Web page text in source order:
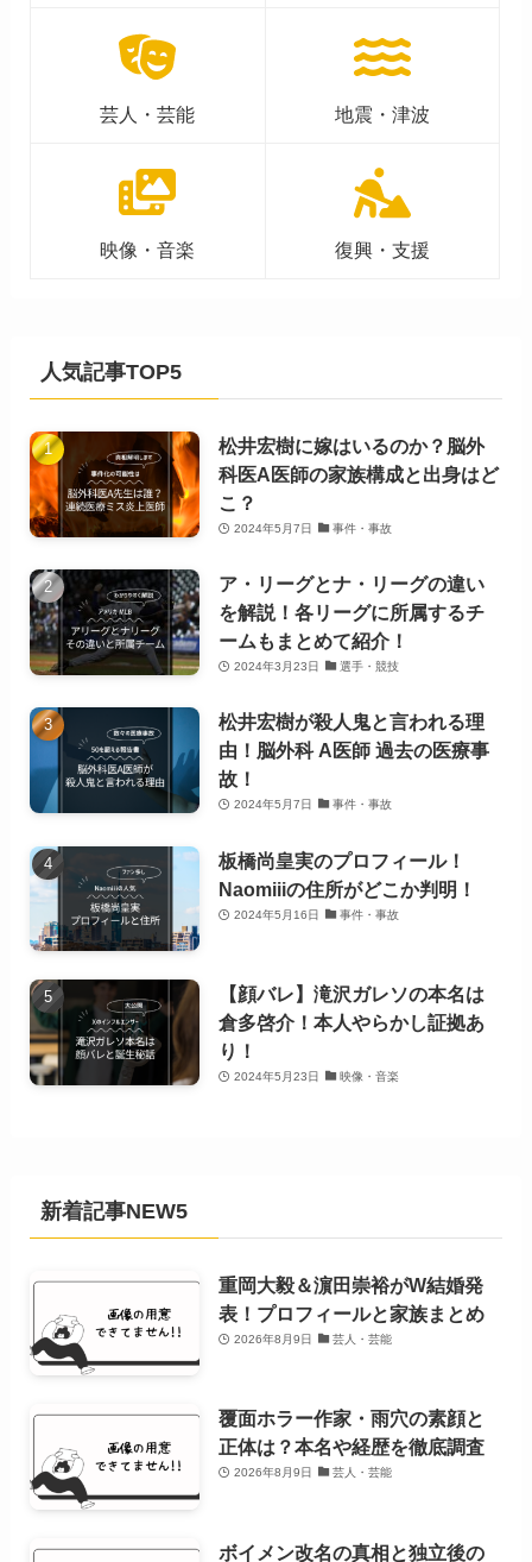
芸人・芸能 地震・津波
映像・音楽 復興・支援
人気記事TOP5
松井宏樹に嫁はいるのか？脳外
科医A医師の家族構成と出身はど
こ？
2024年5月7日 事件・事故
ア・リーグとナ・リーグの違い
を解説！各リーグに所属するチ
ームもまとめて紹介！
2024年3月23日 選手・競技
松井宏樹が殺人鬼と言われる理
由！脳外科 A医師 過去の医療事
故！
2024年5月7日 事件・事故
板橋尚皇実のプロフィール！
Naomiiiの住所がどこか判明！
2024年5月16日 事件・事故
【顔バレ】滝沢ガレソの本名は
倉多啓介！本人やらかし証拠あ
り！
2024年5月23日 映像・音楽
新着記事NEW5
重岡大毅＆濵田崇裕がW結婚発
表！プロフィールと家族まとめ
2026年8月9日 芸人・芸能
覆面ホラー作家・雨穴の素顔と
正体は？本名や経歴を徹底調査
2026年8月9日 芸人・芸能
ボイメン改名の真相と独立後の